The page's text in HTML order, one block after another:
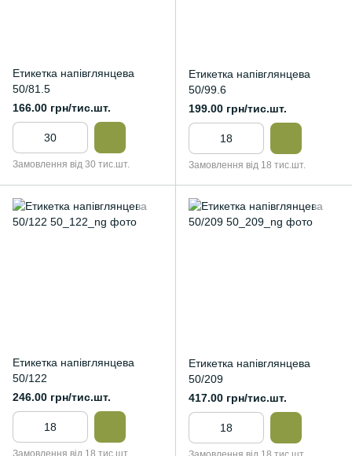
Етикетка напівглянцева
50/81.5
166.00 грн/тис.шт.
Замовлення від 30 тис.шт.
Етикетка напівглянцева
50/99.6
199.00 грн/тис.шт.
Замовлення від 18 тис.шт.
Етикетка напівглянцева
50/122
246.00 грн/тис.шт.
Замовлення від 18 тис.шт.
Етикетка напівглянцева
50/209
417.00 грн/тис.шт.